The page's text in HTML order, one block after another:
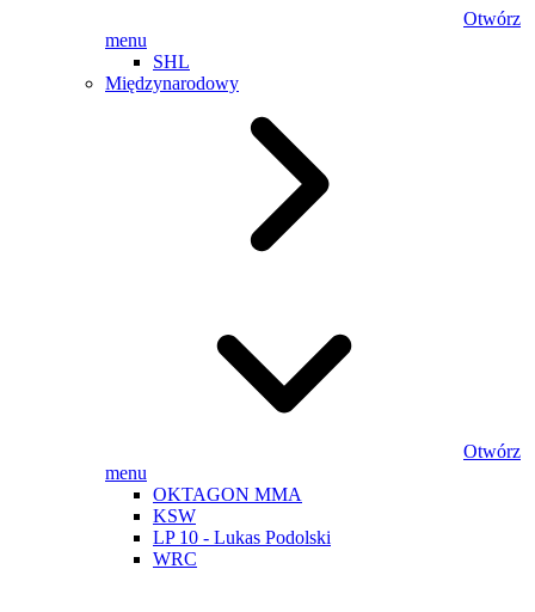
Otwórz
menu
SHL
Międzynarodowy
Otwórz
menu
OKTAGON MMA
KSW
LP 10 - Lukas Podolski
WRC